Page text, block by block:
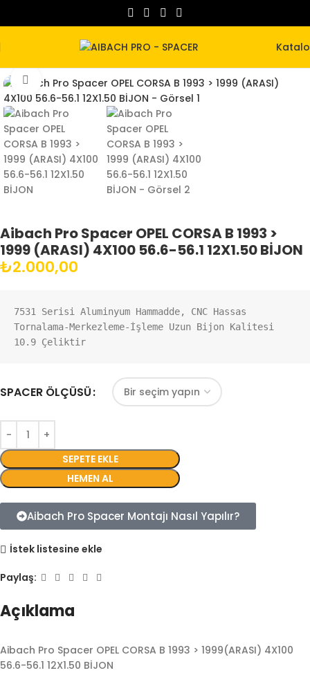
Büyütmek için tıklayın
Aibach Pro Spacer OPEL CORSA B 1993 >
1999 (ARASI) 4X100 56.6-56.1 12X1.50 BİJON
₺2.000,00
7531 Serisi Aluminyum Hammadde, CNC Hassas
Tornalama-Merkezleme-İşleme Uzun Bijon Kalitesi
10.9 Çeliktir
SPACER ÖLÇÜSÜ
SEPETE EKLE
HEMEN AL
Aibach Pro Spacer Montajı Nasıl Yapılır?
İstek listesine ekle
Paylaş:
Açıklama
Aibach Pro Spacer OPEL CORSA B 1993 > 1999(ARASI) 4X100
56.6-56.1 12X1.50 BİJON